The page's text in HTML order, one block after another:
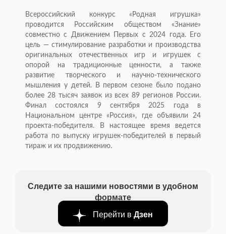
Всероссийский конкурс «Родная игрушка»
проводится Российским обществом «Знание»
совместно с Движением Первых с 2024 года. Его
цель — стимулирование разработки и производства
оригинальных отечественных игр и игрушек с
опорой на традиционные ценности, а также
развитие творческого и научно-технического
мышления у детей. В первом сезоне было подано
более 28 тысяч заявок из всех 89 регионов России.
Финал состоялся 9 сентября 2025 года в
Национальном центре «Россия», где объявили 24
проекта-победителя. В настоящее время ведется
работа по выпуску игрушек-победителей в первый
тираж и их продвижению.
Следите за нашими новостями в удобном
формате
Перейти в Дзен